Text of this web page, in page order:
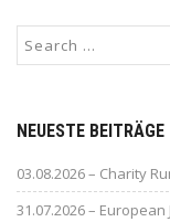
NEUESTE BEITRÄGE
03.08.2026 – Charity
31.07.2026 –